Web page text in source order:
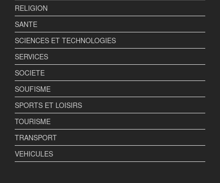
RELIGION
SANTE
SCIENCES ET TECHNOLOGIES
SERVICES
SOCIETE
SOUFISME
SPORTS ET LOISIRS
TOURISME
TRANSPORT
VEHICULES